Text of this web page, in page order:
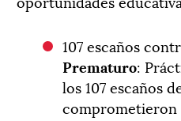
107 escaños
Prematuro:
los 107 escaños